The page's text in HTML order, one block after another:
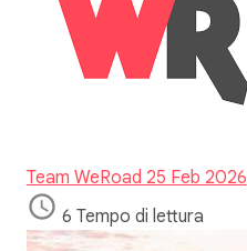
Team WeRoad 25 Feb 2026
6 Tempo di lettura